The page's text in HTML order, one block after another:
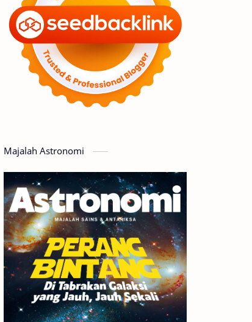
Asteroid Observasi
Premium Komet
Penelitian
Satelit
Aurora Supernova
Nebula Sponsored
Matahari Mars
Planet Katai Featured
GMT 2016 History
Hoax Bima Sakti
Majalah Astronomi